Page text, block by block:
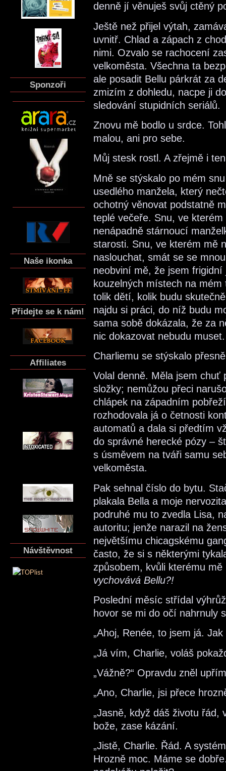
Sponzoři
Naše ikonka
Přidejte se k nám!
Affiliates
Návštěvnost
denně jí věnuješ svůj ctěný
Ještě než přijel výtah,
uvnitř. Chlad a zápach z
nimi. Ozvalo se rachocení
velkoměsta. Všechna ta
ale posadit Bellu párkrát za
zmizím z dohledu, nacpe ji
sledování stupidních seriálů.
Znovu mě bodlo u srdce.
malou, ani pro sebe.
Můj stesk rostl. A zřejmě i
Mně se stýskalo po mém
usedlého manžela, který
ochotný věnovat podstatně
teplé večeře. Snu, ve
nenápadně stárnoucí
starosti. Snu, ve kterém mě
naslouchat, smát se se
neobviní mě, že jsem
kouzelných místech na
tolik dětí, kolik budu
najdu si práci, do níž budu
sama sobě dokázala, že za
nic dokazovat nebudu muset.
Charliemu se stýskalo
Volal denně. Měla jsem chuť
složky; nemůžou přeci
chlápek na západním
rozhodovala já o četnosti
automatů a dala si předtím
do správné herecké pózy –
s úsměvem na tváři samu
velkoměsta.
Pak sehnal číslo do bytu.
plakala Bella a moje
podruhé mu to zvedla Lisa,
autoritu; jenže narazil na
největšímu chicagskému
často, že si s některými
způsobem, kvůli kterému
vychovává Bellu?!
Poslední měsíc střídal
hovor se mi do očí nahrnuly
„Ahoj, Renée, to jsem já. Jak
„Já vím, Charlie, voláš
„Vážně?“ Opravdu zněl
„Ano, Charlie, jsi přece
„Jasně, když dáš životu řád,
bože, zase kázání.
„Jistě, Charlie. Řád. A
Hrozně moc. Máme se